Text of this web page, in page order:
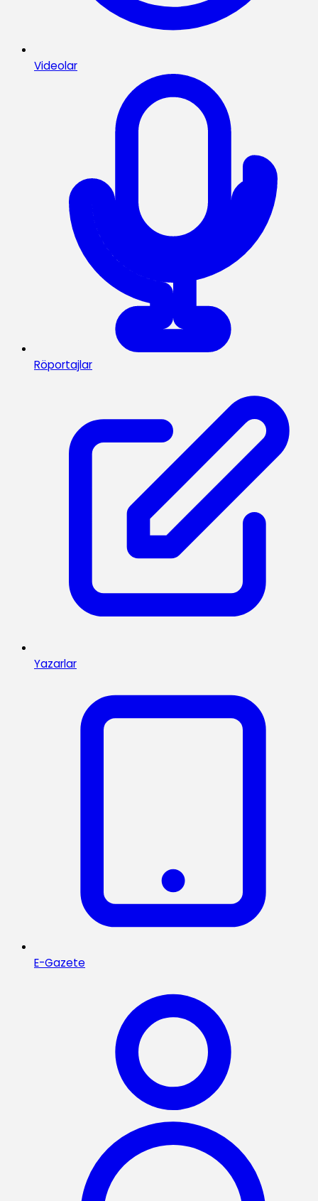
Videolar
Röportajlar
Yazarlar
E-Gazete